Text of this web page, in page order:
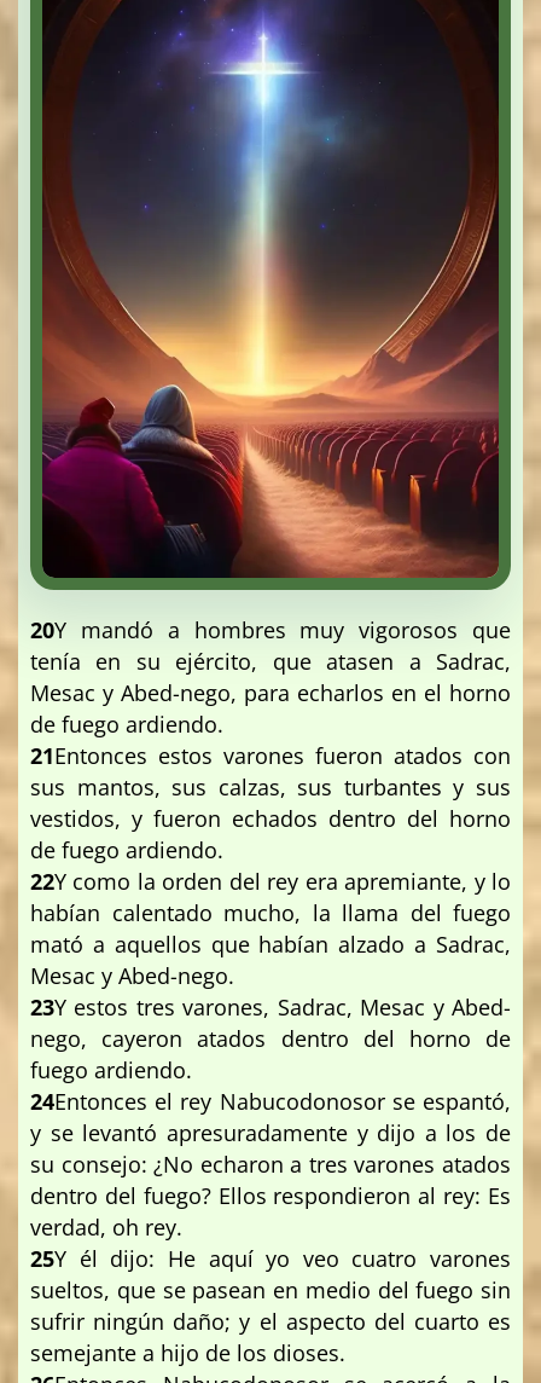
20Y mandó a hombres muy vigorosos que
tenía en su ejército, que atasen a Sadrac,
Mesac y Abed-nego, para echarlos en el horno
de fuego ardiendo.
21Entonces estos varones fueron atados con
sus mantos, sus calzas, sus turbantes y sus
vestidos, y fueron echados dentro del horno
de fuego ardiendo.
22Y como la orden del rey era apremiante, y lo
habían calentado mucho, la llama del fuego
mató a aquellos que habían alzado a Sadrac,
Mesac y Abed-nego.
23Y estos tres varones, Sadrac, Mesac y Abed-
nego, cayeron atados dentro del horno de
fuego ardiendo.
24Entonces el rey Nabucodonosor se espantó,
y se levantó apresuradamente y dijo a los de
su consejo: ¿No echaron a tres varones atados
dentro del fuego? Ellos respondieron al rey: Es
verdad, oh rey.
25Y él dijo: He aquí yo veo cuatro varones
sueltos, que se pasean en medio del fuego sin
sufrir ningún daño; y el aspecto del cuarto es
semejante a hijo de los dioses.